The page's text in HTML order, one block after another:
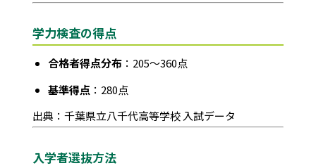
学力検査の得点
合格者得点分布 ：205～360点
基準得点 ：280点
出典：千葉県立八千代高等学校 入試データ
入学者選抜方法